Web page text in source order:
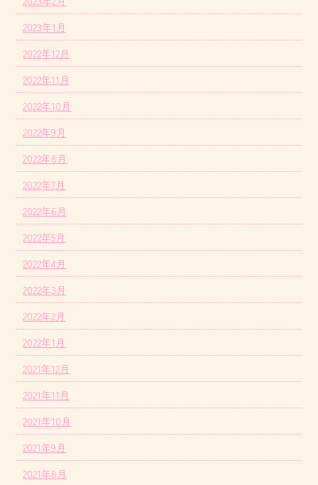
2023年1月
2022年12月
2022年11月
2022年10月
2022年9月
2022年8月
2022年7月
2022年6月
2022年5月
2022年4月
2022年3月
2022年2月
2022年1月
2021年12月
2021年11月
2021年10月
2021年9月
2021年8月